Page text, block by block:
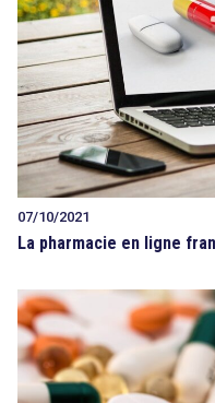
07/10/2021
La pharmacie en ligne